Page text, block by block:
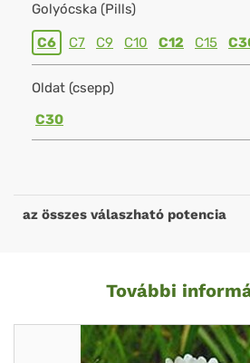
Golyócska (Pills)
C6 C7 C9 C10 C12 C15
Oldat (csepp)
C30
az összes válaszható potencia
További